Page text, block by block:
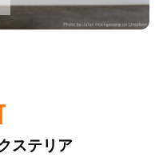
ステリア